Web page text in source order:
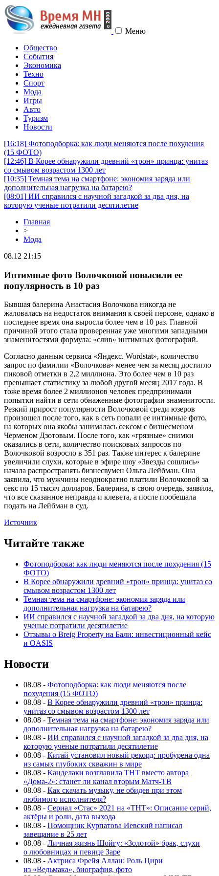
Меню
Общество
События
Экономика
Техно
Спорт
Мода
Игры
Авто
Туризм
Новости
[16:18] Фотоподборка: как люди меняются после похудения
(15 ФОТО)
[12:46] В Корее обнаружили древний «трон» принца: унитаз
со смывом возрастом 1300 лет
[10:35] Темная тема на смартфоне: экономия заряда или
дополнительная нагрузка на батарею?
[08:01] ИИ справился с научной загадкой за два дня, на
которую ученые потратили десятилетие
Главная
>
Мода
08.12 21:15
Интимные фото Волочковой повысили ее
популярность в 10 раз
Бывшая балерина Анастасия Волочкова никогда не
жаловалась на недостаток внимания к своей персоне, однако в
последнее время она выросла более чем в 10 раз. Главной
причиной этого стала проверенная уже многими западными
знаменитостями формула: «слив» интимных фотографий.
Согласно данным сервиса «Яндекс. Wordstat», количество
запрос по фамилии «Волочкова» менее чем за месяц достигло
пиковой отметки в 2,2 миллиона. Это более чем в 10 раз
превышает статистику за любой другой месяц 2017 года. В
тоже время более 2 миллионов человек предпринимали
попытки найти в сети обнаженные фотографии знаменитости.
Резкий прирост популярности Волочковой среди юзеров
произошел после того, как в сеть попали ее интимные фото,
на которых она якобы занималась сексом с бизнесменом
Черменом Дзотовым. После того, как «грязные» снимки
оказались в сети, количество поисковых запросов по
Волочковой возросло в 351 раз. Также интерес к балерине
увеличили слухи, которые в эфире шоу «Звезды сошлись»
начала распространять бизнесвумен Ольга Лейбман. Она
заявила, что мужчины неоднократно платили Волочковой за
секс по 15 тысяч долларов. Балерина, в свою очередь, заявила,
что все сказанное неправда и клевета, а после пообещала
подать на Лейбман в суд.
Источник
Читайте также
Фотоподборка: как люди меняются после похудения (15
ФОТО)
В Корее обнаружили древний «трон» принца: унитаз со
смывом возрастом 1300 лет
Темная тема на смартфоне: экономия заряда или
дополнительная нагрузка на батарею?
ИИ справился с научной загадкой за два дня, на которую
ученые потратили десятилетие
Отзывы о Breig Property на Бали: инвестиционный кейс
и OASIS
Новости
08.08 - Фотоподборка: как люди меняются после
похудения (15 ФОТО)
08.08 - В Корее обнаружили древний «трон» принца:
унитаз со смывом возрастом 1300 лет
08.08 - Темная тема на смартфоне: экономия заряда или
дополнительная нагрузка на батарею?
08.08 - ИИ справился с научной загадкой за два дня, на
которую ученые потратили десятилетие
08.08 - Китай установил новый рекорд: пробурена одна
из самых глубоких скважин в мире
08.08 - Канделаки возглавила ТНТ вместо автора
«Дома-2»: станет ли канал вторым Матч-ТВ
08.08 - Как скачать музыку, не обидев при этом
любимого исполнителя?
08.08 - Сериал «Стас» 2021 на «ТНТ»: Описание серий,
актёры и роли, дата выхода
08.08 - Помощник Курпатова Иевский написал
завещание в 25 лет
08.08 - Личная жизнь Шойгу: «Золотой» брак, слухи
о любовницах и певице Заре
08.08 - Актриса Фрейя Аллан: Роль Цири
из «Ведьмака», биография, фото